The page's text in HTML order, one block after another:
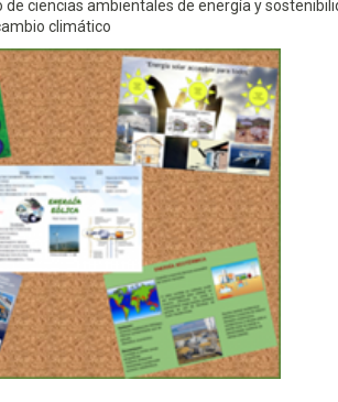
de ciencias ambientales de energía y
climático